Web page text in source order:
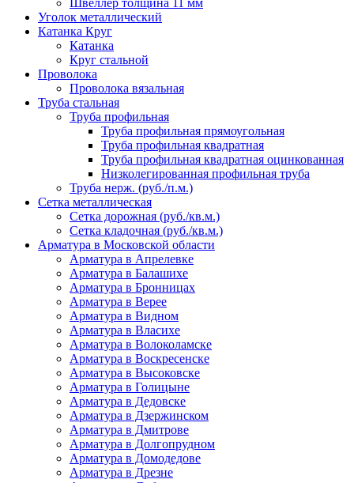
Швеллер толщина 11 мм
Уголок металлический
Катанка Круг
Катанка
Круг стальной
Проволока
Проволока вязальная
Труба стальная
Труба профильная
Труба профильная прямоугольная
Труба профильная квадратная
Труба профильная квадратная оцинкованная
Низколегированная профильная труба
Труба нерж. (руб./п.м.)
Сетка металлическая
Сетка дорожная (руб./кв.м.)
Сетка кладочная (руб./кв.м.)
Арматура в Московской области
Арматура в Апрелевке
Арматура в Балашихе
Арматура в Бронницах
Арматура в Верее
Арматура в Видном
Арматура в Власихе
Арматура в Волоколамске
Арматура в Воскресенске
Арматура в Высоковске
Арматура в Голицыне
Арматура в Дедовске
Арматура в Дзержинском
Арматура в Дмитрове
Арматура в Долгопрудном
Арматура в Домодедове
Арматура в Дрезне